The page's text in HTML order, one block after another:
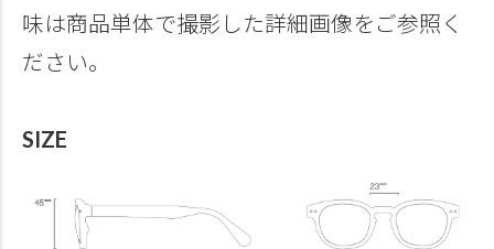
味は商品単体で撮影した詳細画像をご参照く
ださい。
SIZE